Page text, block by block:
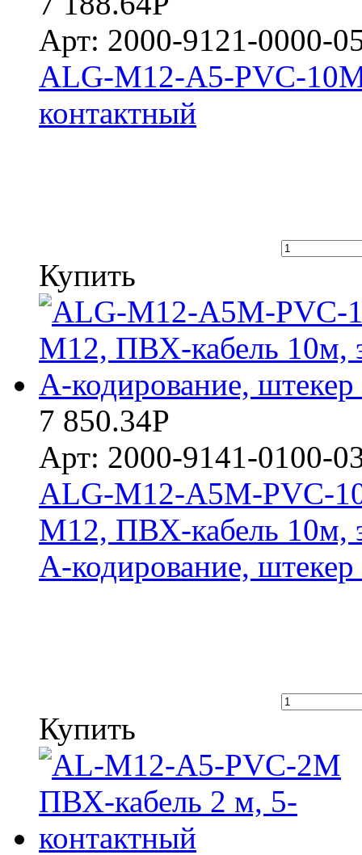
Арт: 2000-9121-0000-
ALG-M12-A5-PVC-
контактный
Купить
7 850.34Р
Арт: 2000-9141-0100-
ALG-M12-A5M-PVC-
M12, ПВХ-кабель 10м,
A-кодирование,
Купить